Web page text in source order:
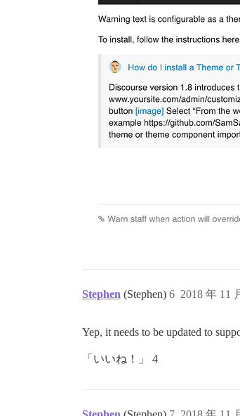
Stephen (Stephen) 2018 年 11
6
Yep, it needs to be updated to
「いいね！」 4